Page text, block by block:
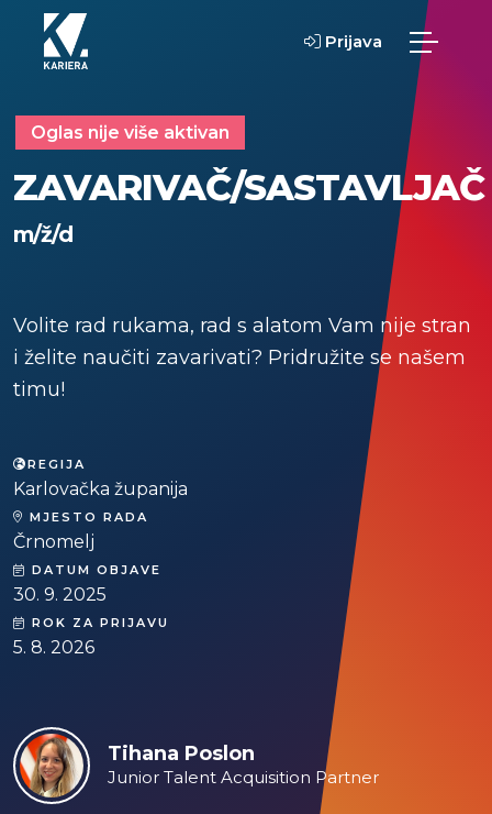
Prijava
Oglas nije više aktivan
ZAVARIVAČ/SASTAVLJAČ
m/ž/d
Volite rad rukama, rad s alatom Vam nije stran
i želite naučiti zavarivati? Pridružite se našem
timu!
REGIJA
Karlovačka županija
MJESTO RADA
Črnomelj
DATUM OBJAVE
30. 9. 2025
ROK ZA PRIJAVU
5. 8. 2026
Tihana Poslon
Junior Talent Acquisition Partner